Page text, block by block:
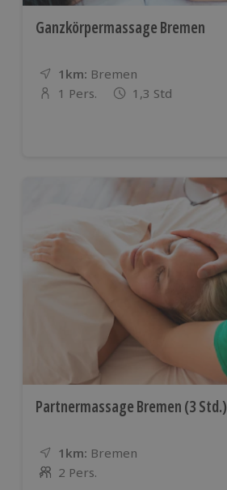
Ganzkörpermassage Bremen
1km: Entfernung
Standort
Bremen
Anzahl der Teilnehmer
1 Pers. 1,3 Std
Partnermassage Bremen (3 Std.)
1km: Entfernung
Standort
Bremen
Anzahl der Teilnehmer
2 Pers.